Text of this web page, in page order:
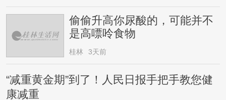
偷偷升高你尿酸的，可能并不
是高嘌呤食物
桂林 3天前
“减重黄金期”到了！人民日报手把手教您健
康减重